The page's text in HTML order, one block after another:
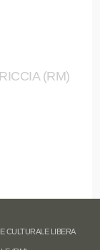
(RM)
CULTURALE LIBERA